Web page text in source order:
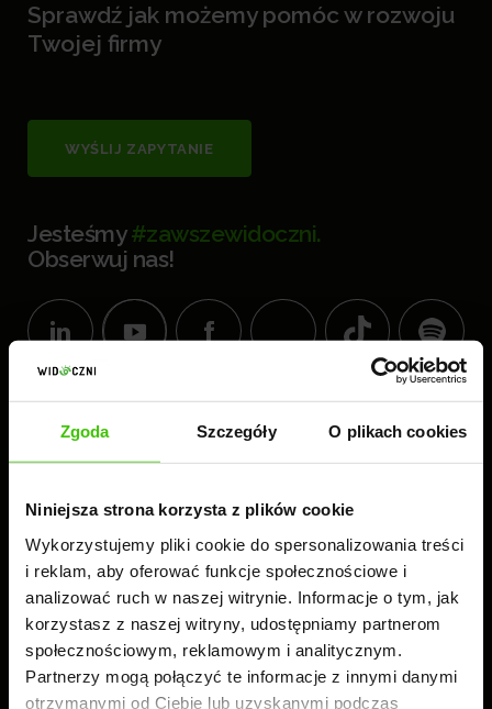
Zgoda Szczegóły O plikach cookies
Niniejsza strona korzysta z plików cookie
Wykorzystujemy pliki cookie do spersonalizowania treści
i reklam, aby oferować funkcje społecznościowe i
analizować ruch w naszej witrynie. Informacje o tym, jak
korzystasz z naszej witryny, udostępniamy partnerom
społecznościowym, reklamowym i analitycznym.
Partnerzy mogą połączyć te informacje z innymi danymi
otrzymanymi od Ciebie lub uzyskanymi podczas
Sprawdź jak możemy pomóc w rozwoju
Twojej firmy
WYŚLIJ ZAPYTANIE
Jesteśmy#zawszewidoczni.
Obserwuj nas!
WIDOCZNI
ul. Złotowska 41
tel.:61 224 83 26
Czynne: 8.00-16.00